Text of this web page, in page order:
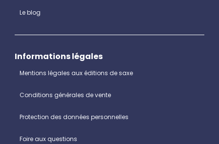
Le blog
Informations légales
Mentions légales aux éditions de saxe
Conditions générales de vente
Protection des données personnelles
Foire aux questions